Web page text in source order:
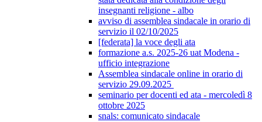
insegnanti religione - albo
avviso di assemblea sindacale in orario di
servizio il 02/10/2025
[federata] la voce degli ata
formazione a.s. 2025-26 uat Modena -
ufficio integrazione
Assemblea sindacale online in orario di
servizio 29.09.2025
seminario per docenti ed ata - mercoledì 8
ottobre 2025
snals: comunicato sindacale